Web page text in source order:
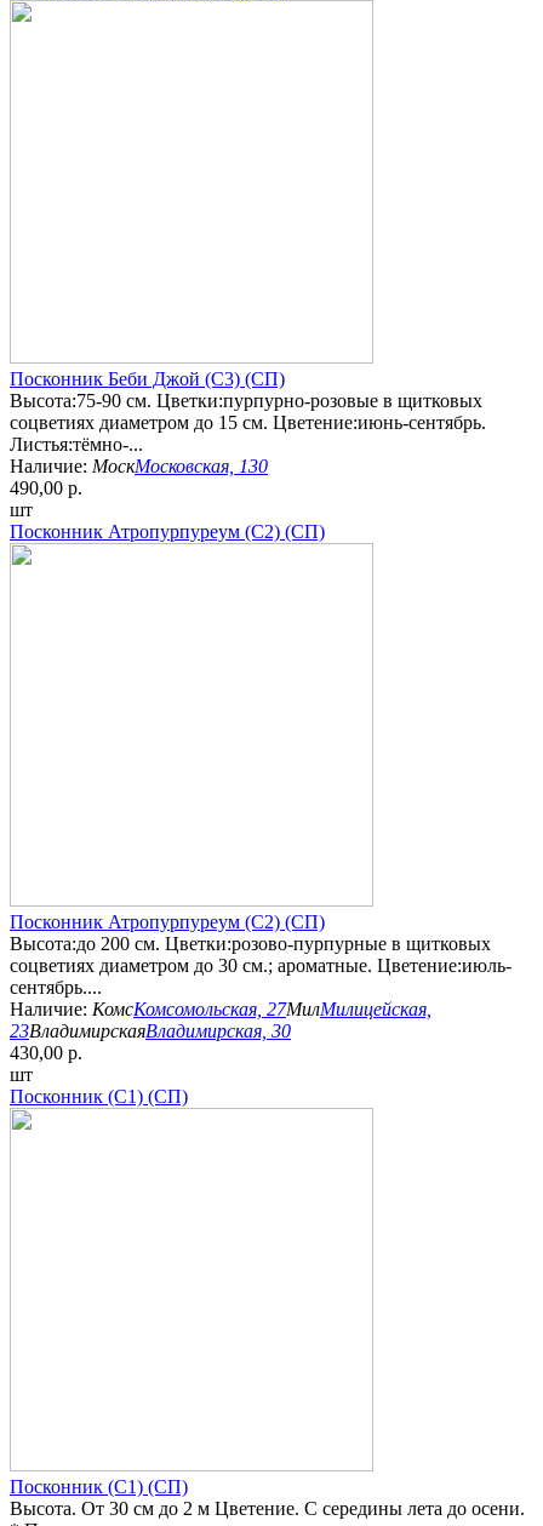
Посконник Беби Джой (С3) (СП)
Высота:75-90 см. Цветки:пурпурно-розовые в щитковых
соцветиях диаметром до 15 см. Цветение:июнь-сентябрь.
Листья:тёмно-...
Наличие: МоскМосковская, 130
490,00 р.
шт
Посконник Атропурпуреум (С2) (СП)
Посконник Атропурпуреум (С2) (СП)
Высота:до 200 см. Цветки:розово-пурпурные в щитковых
соцветиях диаметром до 30 см.; ароматные. Цветение:июль-
сентябрь....
Наличие: КомсКомсомольская, 27МилМилицейская,
23ВладимирскаяВладимирская, 30
430,00 р.
шт
Посконник (С1) (СП)
Посконник (С1) (СП)
Высота. От 30 см до 2 м Цветение. С середины лета до осени.